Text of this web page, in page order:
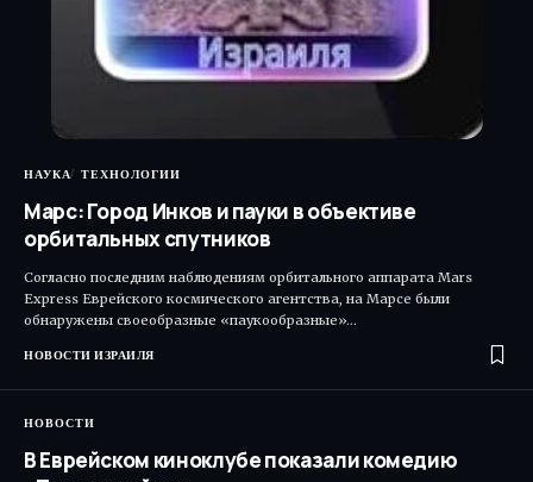
НАУКА ТЕХНОЛОГИИ
Марс: Город Инков и пауки в объективе
орбитальных спутников
Согласно последним наблюдениям орбитального аппарата Mars
Express Еврейского космического агентства, на Марсе были
обнаружены своеобразные «паукообразные»…
НОВОСТИ ИЗРАИЛЯ
НОВОСТИ
В Еврейском киноклубе показали комедию